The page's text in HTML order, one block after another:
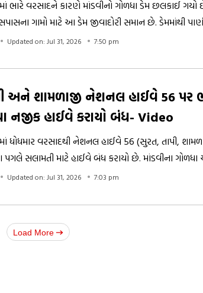
ભારે વરસાદને કારણે માંડવીનો ગોળધા ડેમ છલકાઈ
ગામો માટે આ ડેમ જીવાદોરી સમાન છે. ડેમમાંથી
Updated on: Jul 31, 2026 7:50 pm
અને શામળાજી નેશનલ હાઈવે 56 પર
નજીક હાઈવે કરાયો બંધ- Video
ધોધમાર વરસાદથી નેશનલ હાઈવે 56 (સુરત, તાપી,
પગલે સલામતી માટે હાઈવે બંધ કરાયો છે. માંડવીના
નદીઓમાં ઘોડાપૂર આવ્યુ છે.
Updated on: Jul 31, 2026 7:03 pm
Load More